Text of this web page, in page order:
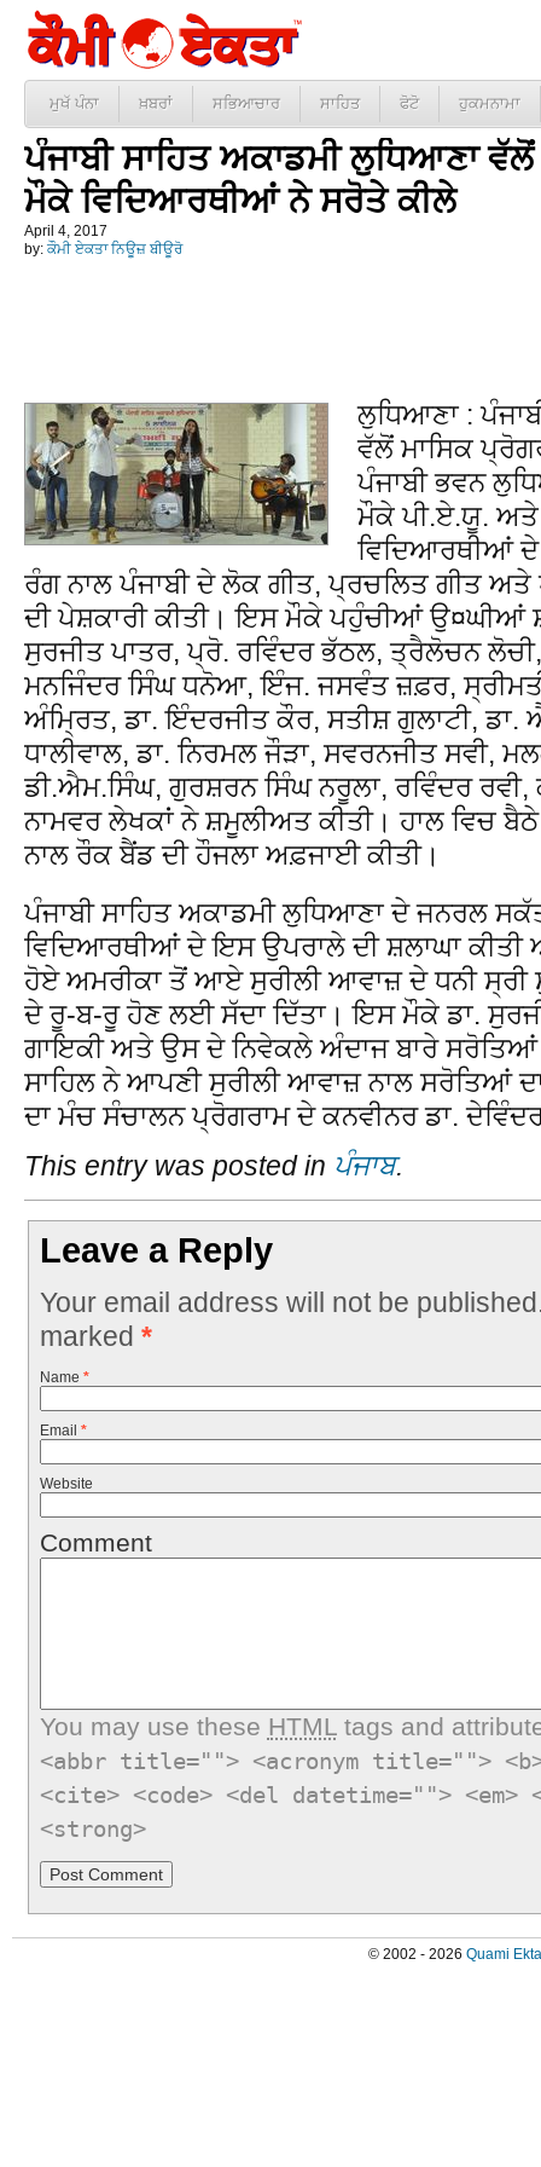
ਮੁਖੱ ਪੰਨਾ ਖ਼ਬਰਾਂ ਸਭਿਆਚਾਰ ਸਾਹਿਤ ਫੋਟੋ ਹੁਕਮਨਾਮਾ
ਪੰਜਾਬੀ ਸਾਹਿਤ ਅਕਾਡਮੀ ਲੁਧਿਆਣਾ
ਮੌਕੇ ਵਿਦਿਆਰਥੀਆਂ ਨੇ ਸਰੋਤੇ ਕੀਲੇ
April 4, 2017
by: ਕੌਮੀ ਏਕਤਾ ਨਿਊਜ਼ ਬੀਊਰੋ
ਲੁਧਿਆਣਾ :
ਵੱਲੋਂ ਮਾਸਿਕ
ਪੰਜਾਬੀ ਭਵਨ
ਮੌਕੇ ਪੀ.ਏ.ਯੂ. ਅਤੇ
ਵਿਦਿਆਰਥੀਆਂ
ਰੰਗ ਨਾਲ ਪੰਜਾਬੀ ਦੇ ਲੋਕ ਗੀਤ, ਪ੍ਰਚਲਿਤ ਗੀਤ
ਦੀ ਪੇਸ਼ਕਾਰੀ ਕੀਤੀ। ਇਸ ਮੌਕੇ ਪਹੁੰਚੀਆਂ ਉ¤ਘੀਆਂ
ਸੁਰਜੀਤ ਪਾਤਰ, ਪ੍ਰੋ. ਰਵਿੰਦਰ ਭੱਠਲ, ਤ੍ਰੈਲੋਚਨ
ਮਨਜਿੰਦਰ ਸਿੰਘ ਧਨੋਆ, ਇੰਜ. ਜਸਵੰਤ ਜ਼ਫ਼ਰ,
ਅੰਮ੍ਰਿਤ, ਡਾ. ਇੰਦਰਜੀਤ ਕੌਰ, ਸਤੀਸ਼ ਗੁਲਾਟੀ,
ਧਾਲੀਵਾਲ, ਡਾ. ਨਿਰਮਲ ਜੌੜਾ, ਸਵਰਨਜੀਤ ਸਵੀ,
ਡੀ.ਐਮ.ਸਿੰਘ, ਗੁਰਸ਼ਰਨ ਸਿੰਘ ਨਰੂਲਾ, ਰਵਿੰਦਰ
ਨਾਮਵਰ ਲੇਖਕਾਂ ਨੇ ਸ਼ਮੂਲੀਅਤ ਕੀਤੀ। ਹਾਲ ਵਿਚ
ਨਾਲ ਰੌਕ ਬੈਂਡ ਦੀ ਹੌਜਲਾ ਅਫ਼ਜਾਈ ਕੀਤੀ।
ਪੰਜਾਬੀ ਸਾਹਿਤ ਅਕਾਡਮੀ ਲੁਧਿਆਣਾ ਦੇ ਜਨਰਲ
ਵਿਦਿਆਰਥੀਆਂ ਦੇ ਇਸ ਉਪਰਾਲੇ ਦੀ ਸ਼ਲਾਘਾ
ਹੋਏ ਅਮਰੀਕਾ ਤੋਂ ਆਏ ਸੁਰੀਲੀ ਆਵਾਜ਼ ਦੇ ਧਨੀ ਸ੍ਰੀ
ਦੇ ਰੂ-ਬ-ਰੂ ਹੋਣ ਲਈ ਸੱਦਾ ਦਿੱਤਾ। ਇਸ ਮੌਕੇ ਡਾ.
ਗਾਇਕੀ ਅਤੇ ਉਸ ਦੇ ਨਿਵੇਕਲੇ ਅੰਦਾਜ ਬਾਰੇ
ਸਾਹਿਲ ਨੇ ਆਪਣੀ ਸੁਰੀਲੀ ਆਵਾਜ਼ ਨਾਲ ਸਰੋਤਿਆਂ
ਦਾ ਮੰਚ ਸੰਚਾਲਨ ਪ੍ਰੋਗਰਾਮ ਦੇ ਕਨਵੀਨਰ ਡਾ.
This entry was posted in ਪੰਜਾਬ.
Leave a Reply
Your email address will not be
marked *
Name *
Email *
Website
Comment
You may use these HTMLtags and
<abbr title=""> <acronym title="">
<cite> <code> <del datetime="">
<strong>
© 2002 - 2026 Quami